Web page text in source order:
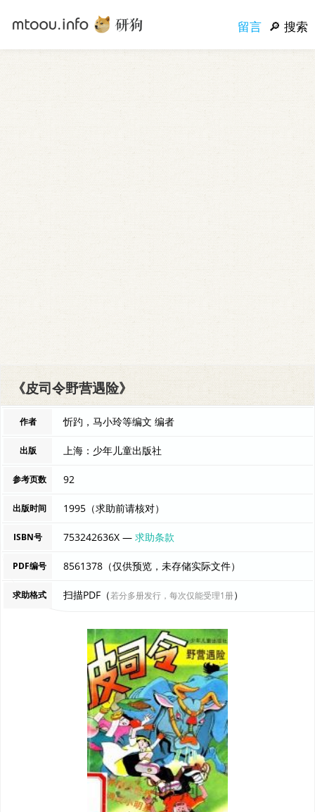
留言 搜索
《皮司令野营遇险》
作者 忻趵，马小玲等编文 编者
出版 上海：少年儿童出版社
参考页数 92
出版时间 1995（求助前请核对）
ISBN号 753242636X —求助条款
PDF编号 8561378（仅供预览，未存储实际文件）
求助格式 扫描PDF（若分多册发行，每次仅能受理1册）